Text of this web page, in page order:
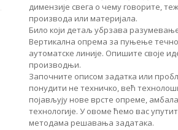
димензије свега о чему говорите,
производа или материјала.
Било који детаљ убрзава
Вертикална опрема за пуњење
аутоматске линије. Опишите своје
производњи.
Започните описом задатка или
понудити не техничко, већ
појављују нове врсте опреме,
технологије. У овоме ћемо вас
методама решавања задатака.